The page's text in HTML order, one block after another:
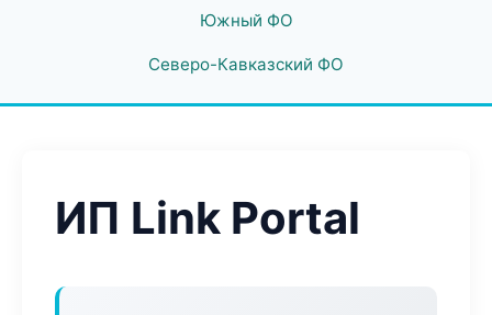
Южный ФО
Северо-Кавказский ФО
ИП Link Portal